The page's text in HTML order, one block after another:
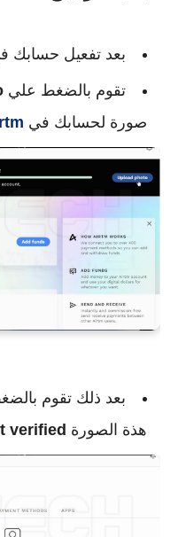
بعد تفعيل حسابك
تقوم بالضغط علي
صورة لحسابك في
بعد ذلك تقوم
هذة الصورة verified